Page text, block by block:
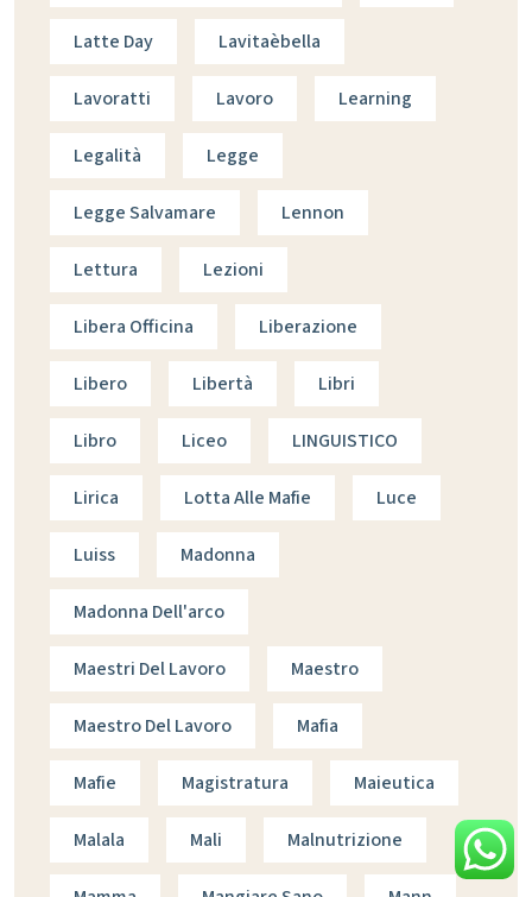
Latte Day Lavitaèbella
Lavoratti Lavoro Learning
Legalità Legge
Legge Salvamare Lennon
Lettura Lezioni
Libera Officina Liberazione
Libero Libertà Libri
Libro Liceo LINGUISTICO
Lirica Lotta Alle Mafie Luce
Luiss Madonna
Madonna Dell'arco
Maestri Del Lavoro Maestro
Maestro Del Lavoro Mafia
Mafie Magistratura Maieutica
Malala Mali Malnutrizione